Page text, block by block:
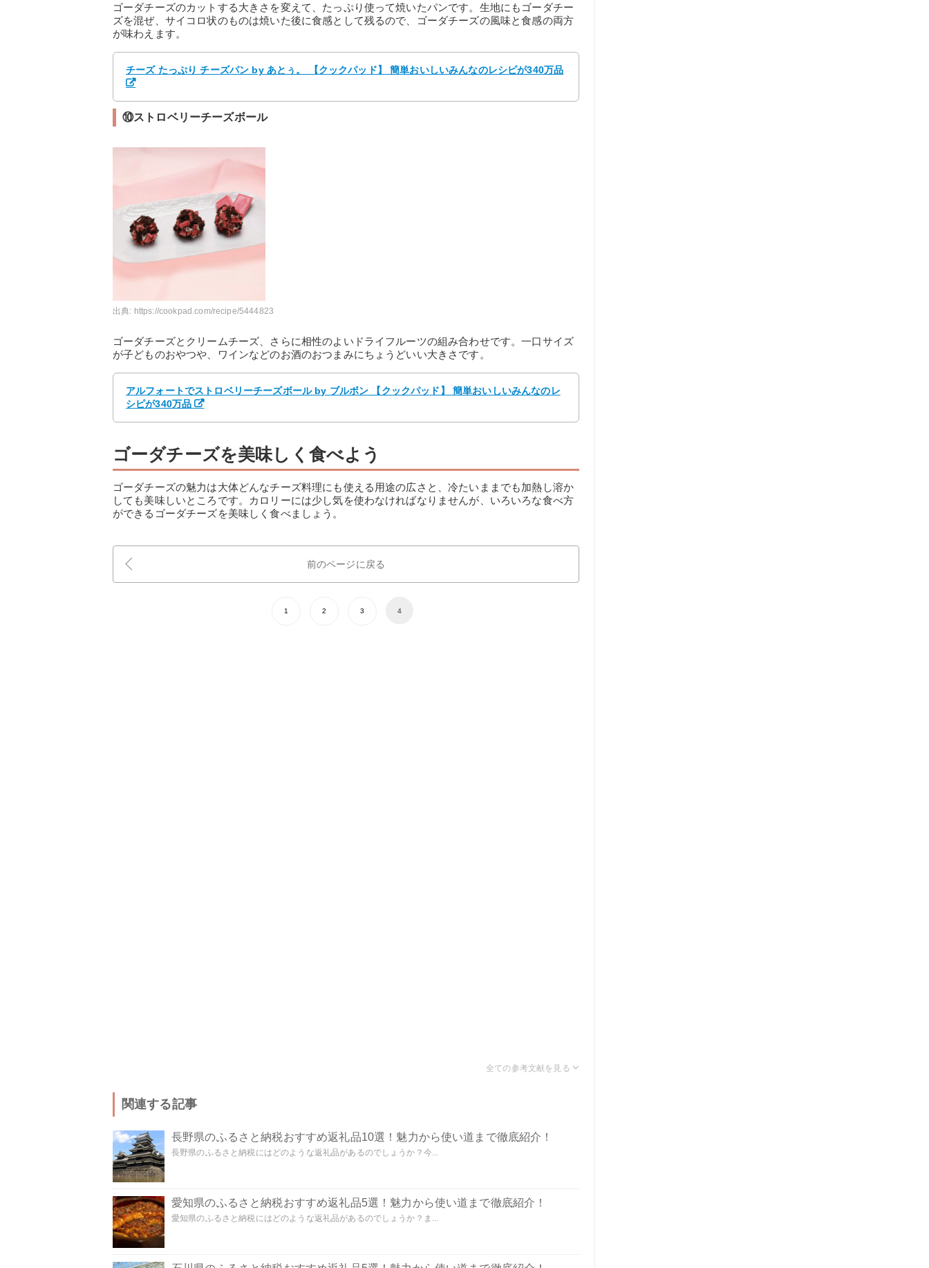
ゴーダチーズのカットする大きさを変えて、たっぷり使って焼いたパンです。生地にもゴーダチー
ズを混ぜ、サイコロ状のものは焼いた後に食感として残るので、ゴーダチーズの風味と食感の両方
が味わえます。
チーズ たっぷり チーズパン by あとぅ。 【クックパッド】 簡単おいしいみんなのレシピが340万品
⑩ストロベリーチーズボール
出典: https://cookpad.com/recipe/5444823
ゴーダチーズとクリームチーズ、さらに相性のよいドライフルーツの組み合わせです。一口サイズ
が子どものおやつや、ワインなどのお酒のおつまみにちょうどいい大きさです。
アルフォートでストロベリーチーズボール by ブルボン 【クックパッド】 簡単おいしいみんなのレ
シピが340万品
ゴーダチーズを美味しく食べよう
ゴーダチーズの魅力は大体どんなチーズ料理にも使える用途の広さと、冷たいままでも加熱し溶か
しても美味しいところです。カロリーには少し気を使わなければなりませんが、いろいろな食べ方
ができるゴーダチーズを美味しく食べましょう。
前のページに戻る
1 2 3 4
関連する記事
長野県のふるさと納税おすすめ返礼品10選！魅力から使い道まで徹底紹介！
長野県のふるさと納税にはどのような返礼品があるのでしょうか？今...
愛知県のふるさと納税おすすめ返礼品5選！魅力から使い道まで徹底紹介！
愛知県のふるさと納税にはどのような返礼品があるのでしょうか？ま...